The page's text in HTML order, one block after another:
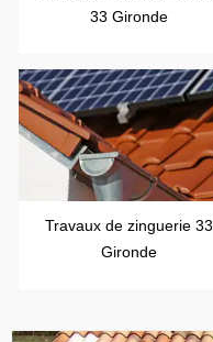
33 Gironde
Travaux de zinguerie 33
Gironde